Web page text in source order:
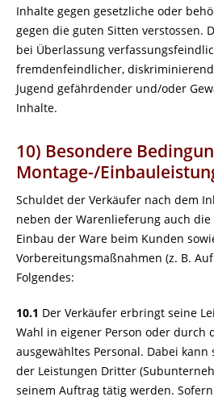
Inhalte gegen gesetzliche oder
gegen die guten Sitten verstossen.
bei Überlassung
fremdenfeindlicher,
Jugend gefährdender und/oder
Inhalte.
10) Besondere
Montage-/
Schuldet der Verkäufer nach dem
neben der Warenlieferung auch
Einbau der Ware beim Kunden
Vorbereitungsmaßnahmen (z. B.
Folgendes:
10.1 Der Verkäufer erbringt seine
Wahl in eigener Person oder durch
ausgewähltes Personal. Dabei
der Leistungen Dritter
seinem Auftrag tätig werden.